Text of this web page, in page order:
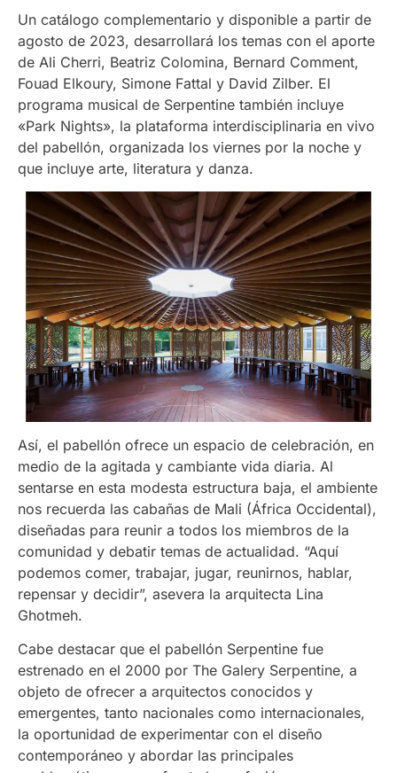
Un catálogo complementario y disponible a partir de
agosto de 2023, desarrollará los temas con el aporte
de Ali Cherri, Beatriz Colomina, Bernard Comment,
Fouad Elkoury, Simone Fattal y David Zilber. El
programa musical de Serpentine también incluye
«Park Nights», la plataforma interdisciplinaria en vivo
del pabellón, organizada los viernes por la noche y
que incluye arte, literatura y danza.
Así, el pabellón ofrece un espacio de celebración, en
medio de la agitada y cambiante vida diaria. Al
sentarse en esta modesta estructura baja, el ambiente
nos recuerda las cabañas de Mali (África Occidental),
diseñadas para reunir a todos los miembros de la
comunidad y debatir temas de actualidad. “Aquí
podemos comer, trabajar, jugar, reunirnos, hablar,
repensar y decidir”, asevera la arquitecta Lina
Ghotmeh.
Cabe destacar que el pabellón Serpentine fue
estrenado en el 2000 por The Galery Serpentine, a
objeto de ofrecer a arquitectos conocidos y
emergentes, tanto nacionales como internacionales,
la oportunidad de experimentar con el diseño
contemporáneo y abordar las principales